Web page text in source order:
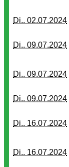
Di.. 02.07.2024
Di.. 09.07.2024
Di.. 09.07.2024
Di.. 09.07.2024
Di.. 16.07.2024
Di.. 16.07.2024